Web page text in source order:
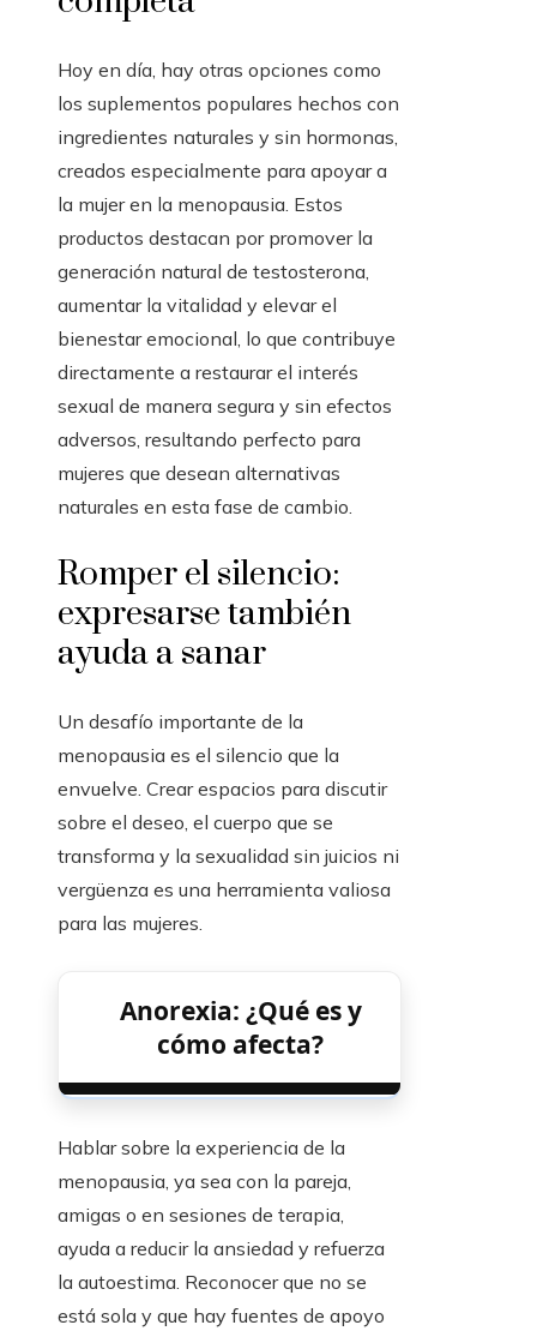
Hoy en día, hay otras opciones como
los suplementos populares hechos con
ingredientes naturales y sin hormonas,
creados especialmente para apoyar a
la mujer en la menopausia. Estos
productos destacan por promover la
generación natural de testosterona,
aumentar la vitalidad y elevar el
bienestar emocional, lo que contribuye
directamente a restaurar el interés
sexual de manera segura y sin efectos
adversos, resultando perfecto para
mujeres que desean alternativas
naturales en esta fase de cambio.
Romper el silencio:
expresarse también
ayuda a sanar
Un desafío importante de la
menopausia es el silencio que la
envuelve. Crear espacios para discutir
sobre el deseo, el cuerpo que se
transforma y la sexualidad sin juicios ni
vergüenza es una herramienta valiosa
para las mujeres.
Anorexia: ¿Qué es y
cómo afecta?
Hablar sobre la experiencia de la
menopausia, ya sea con la pareja,
amigas o en sesiones de terapia,
ayuda a reducir la ansiedad y refuerza
la autoestima. Reconocer que no se
está sola y que hay fuentes de apoyo